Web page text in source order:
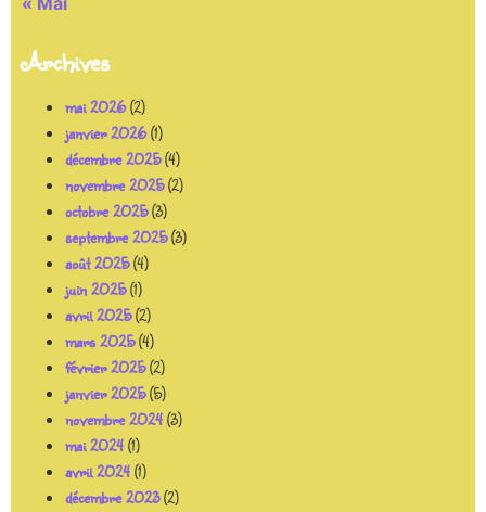
Archives
mai 2026(2)
janvier 2026(1)
décembre 2025(4)
novembre 2025(2)
octobre 2025(3)
septembre 2025(3)
août 2025(4)
juin 2025(1)
avril 2025(2)
mars 2025(4)
février 2025(2)
janvier 2025(5)
novembre 2024(3)
mai 2024(1)
avril 2024(1)
décembre 2023(2)